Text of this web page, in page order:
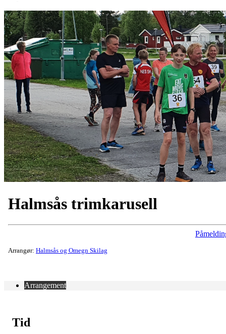
Halmsås trimkarusell
Arrangør: Halmsås og Omegn Skilag
Arrangement
Tid